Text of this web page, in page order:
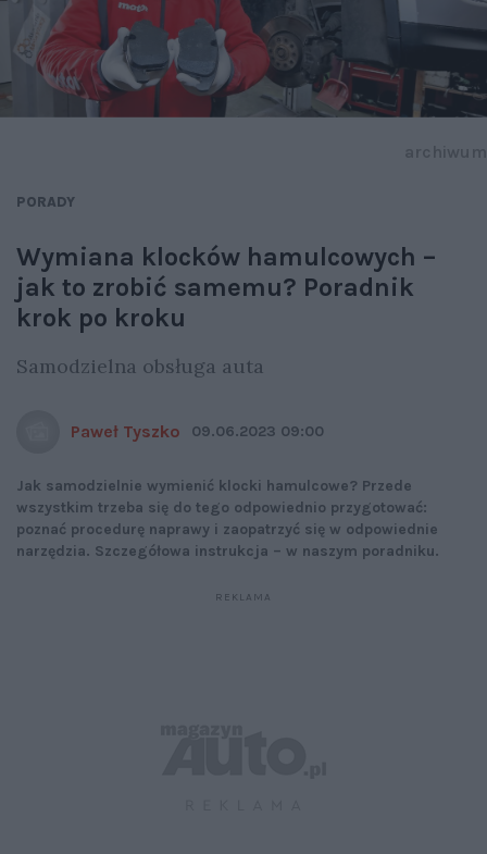
PORADY
Wymiana klocków hamulcowych –
jak to zrobić samemu? Poradnik
krok po kroku
Samodzielna obsługa auta
Paweł Tyszko 09.06.2023 09:00
Jak samodzielnie wymienić klocki hamulcowe? Przede
wszystkim trzeba się do tego odpowiednio przygotować:
poznać procedurę naprawy i zaopatrzyć się w odpowiednie
narzędzia. Szczegółowa instrukcja – w naszym poradniku.